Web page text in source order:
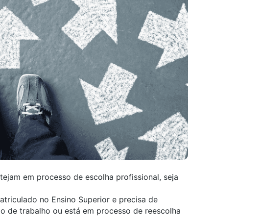
em processo de escolha profissional, seja
no Ensino Superior e precisa de
de trabalho ou está em processo de reescolha